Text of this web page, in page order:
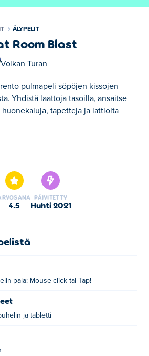
ÄLYPELIT
Room Blast
Volkan Turan
pulmapeli söpöjen kissojen
Yhdistä laattoja tasoilla, ansaitse
tapetteja ja lattioita
4.5
PÄIVITETTY
huhti 2021
pala: Mouse click tai Tap!
ja tabletti